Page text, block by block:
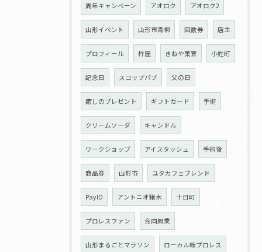
周年キャンペーン アオロク アオロク2
山形イベント 山形市青柳 回数券 店主
プロフィール 杵屋 きねや菓寮 小姓町
記念日 スコップパブ 父の日
癒しのプレゼント ギフトカード 手術
クリームソーダ キャンドル
ワークショップ アイスタッシュ 手術後
商品券 山形市 ユタカフェブレンド
PayID アントニオ猪木 十日町
プロレスファン 合同興業
山形まるごとマラソン ローカル線プロレス